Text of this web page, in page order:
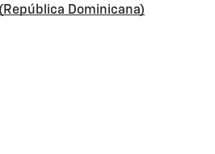
Dominicana)